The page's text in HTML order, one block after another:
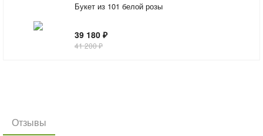
Букет из 101 белой розы
39 180 ₽
41 200 ₽
Отзывы